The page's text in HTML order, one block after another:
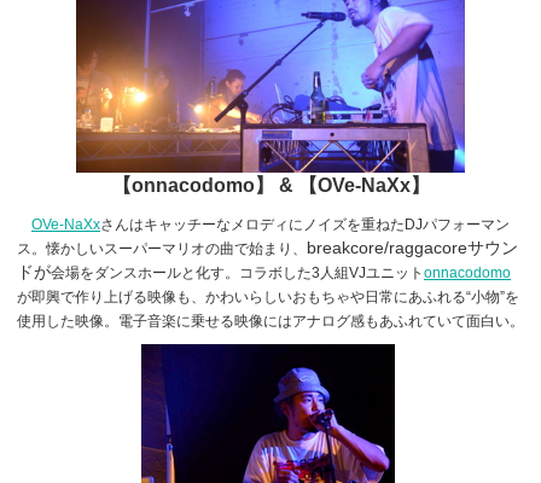
【onnacodomo】 & 【OVe-NaXx】
OVe-NaXxさんはキャッチーなメロディにノイズを重ねたDJパフォーマン
ス。懐かしいスーパーマリオの曲で始まり、 breakcore/raggacoreサウン
ドが会場をダンスホールと化す。コラボした3人組VJユニット onnacodomo
が即興で作り上げる映像も、かわいらしいおもちゃや日常にあふれる“小物”を
使用した映像。電子音楽に乗せる映像にはアナログ感もあふれていて面白い。